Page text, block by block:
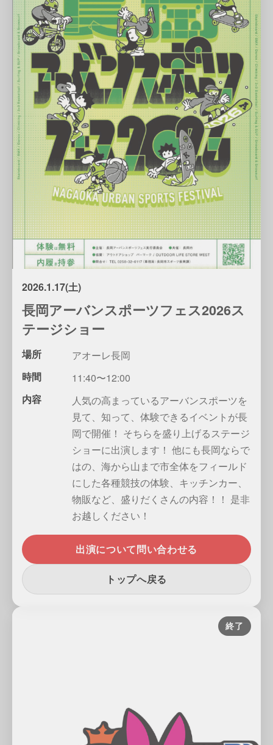
2026.1.17(土)
長岡アーバンスポーツフェス2026ス
テージショー
場所
アオーレ長岡
時間
11:40〜12:00
内容
人気の高まっているアーバンスポーツを
見て、知って、体験できるイベントが長
岡で開催！ そちらを盛り上げるステージ
ショーに出演します！ 他にも長岡ならで
はの、海から山まで市全体をフィールド
にした各種競技の体験、キッチンカー、
物販など、盛りだくさんの内容！！ 是非
お越しください！
出演について問い合わせる
トップへ戻る